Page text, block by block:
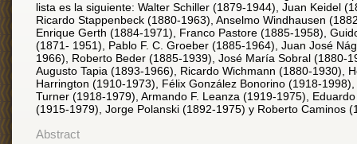
lista es la siguiente: Walter Schiller (1879-1944), Juan Keidel
Ricardo Stappenbeck (1880-1963), Anselmo Windhausen
Enrique Gerth (1884-1971), Franco Pastore (1885-1958),
(1871- 1951), Pablo F. C. Groeber (1885-1964), Juan José
1966), Roberto Beder (1885-1939), José María Sobral (1880-
Augusto Tapia (1893-1966), Ricardo Wichmann (1880-1930),
Harrington (1910-1973), Félix González Bonorino (1918-
Turner (1918-1979), Armando F. Leanza (1919-1975),
(1915-1979), Jorge Polanski (1892-1975) y Roberto Caminos
Abstract